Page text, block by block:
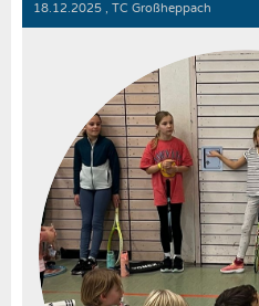
18.12.2025 , TC Großheppach